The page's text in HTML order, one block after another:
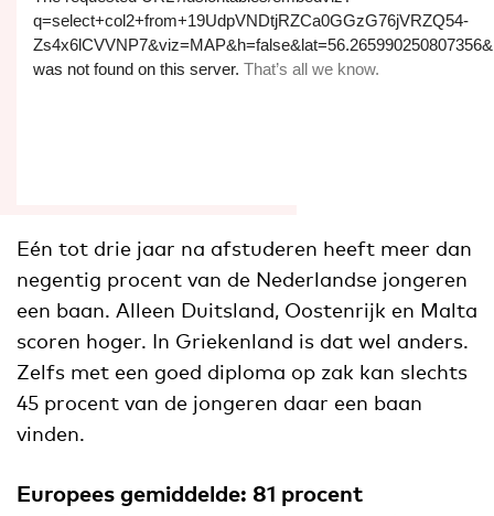
Eén tot drie jaar na afstuderen heeft meer dan
negentig procent van de Nederlandse jongeren
een baan. Alleen Duitsland, Oostenrijk en Malta
scoren hoger. In Griekenland is dat wel anders.
Zelfs met een goed diploma op zak kan slechts
45 procent van de jongeren daar een baan
vinden.
Europees gemiddelde: 81 procent